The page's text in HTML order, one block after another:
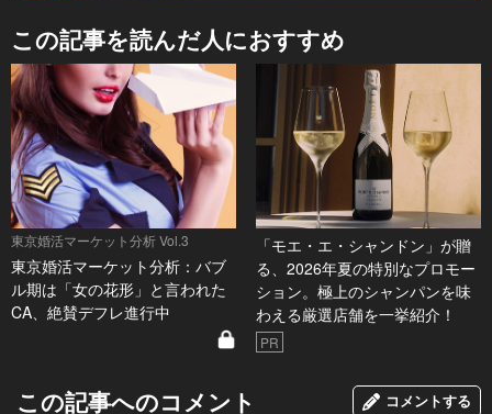
この記事を読んだ人におすすめ
東京婚活マーケット分析 Vol.3
東京婚活マーケット分析：バブ
ル期は「女の花形」と言われた
CA、絶賛デフレ進行中
「モエ・エ・シャンドン」が贈
る、2026年夏の特別なプロモー
ション。極上のシャンパンを味
わえる厳選店舗を一挙紹介！
PR
この記事へのコメント コメントする